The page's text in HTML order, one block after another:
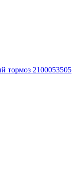
тормоз 2100053505